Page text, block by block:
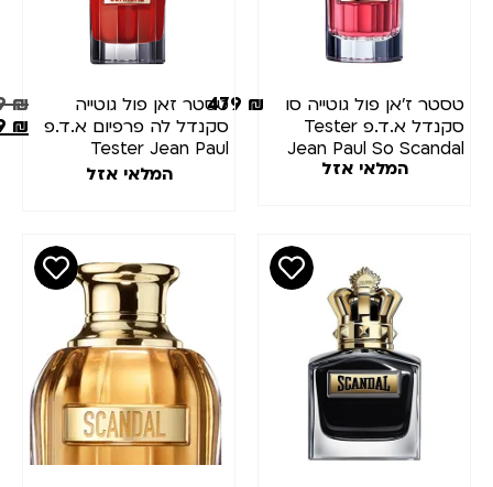
טסטר ז’אן פול גוטייה סו
סקנדל א.ד.פ Tester
Jean Paul So Scandal
479 ₪
המלאי אזל
טסטר זאן פול גוטייה
סקנדל לה פרפיום א.ד.פ
Tester Jean Paul
Gaultier Scandal Le
299
269
₪
המלאי אזל